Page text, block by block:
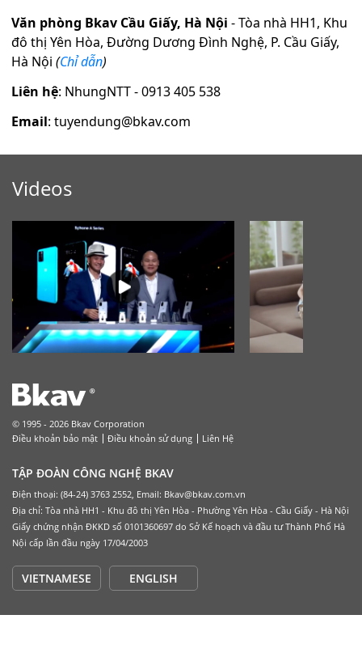
Văn phòng Bkav Cầu Giấy, Hà Nội - Tòa nhà HH1, Khu
đô thị Yên Hòa, Đường Dương Đình Nghệ, P. Cầu Giấy,
Hà Nội (Chỉ dẫn)
Liên hệ: NhungNTT - 0913 405 538
Email: tuyendung@bkav.com
Videos
© 1995 - 2026 Bkav Corporation
Điều khoản bảo mật
Điều khoản sử dụng Liên Hệ
TẬP ĐOÀN CÔNG NGHỆ BKAV
Điện thoại: (84-24) 3763 2552, Email: Bkav@bkav.com.vn
Địa chỉ: Tòa nhà HH1 - Khu đô thị Yên Hòa - Phường Yên Hòa - Cầu Giấy - Hà Nội
Giấy chứng nhận ĐKKD số 0101360697 do Sở Kế hoạch và đầu tư Thành Phố Hà
Nội cấp lần đầu ngày 17/04/2003
VIETNAMESE ENGLISH